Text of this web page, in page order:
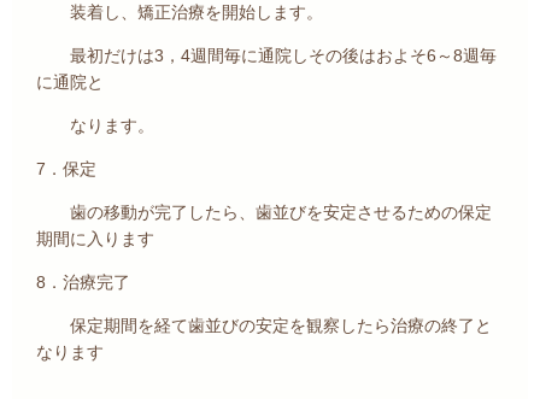
装着し、矯正治療を開始します。
最初だけは3，4週間毎に通院しその後はおよそ6～8週毎
に通院と
なります。
7．保定
歯の移動が完了したら、歯並びを安定させるための保定
期間に入ります
8．治療完了
保定期間を経て歯並びの安定を観察したら治療の終了と
なります